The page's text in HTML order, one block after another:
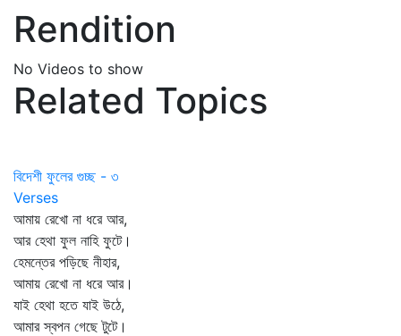
Rendition
No Videos to show
Related Topics
বিদেশী ফুলের গুচ্ছ - ৩
Verses
আমায় রেখো না ধরে আর,
আর হেথা ফুল নাহি ফুটে।
হেমন্তের পড়িছে নীহার,
আমায় রেখো না ধরে আর।
যাই হেথা হতে যাই উঠে,
আমার স্বপন গেছে টুটে।